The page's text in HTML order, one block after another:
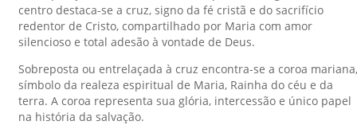
centro destaca-se a cruz, signo da fé cristã e do sacrifício
redentor de Cristo, compartilhado por Maria com amor
silencioso e total adesão à vontade de Deus.
Sobreposta ou entrelaçada à cruz encontra-se a coroa mariana,
símbolo da realeza espiritual de Maria, Rainha do céu e da
terra. A coroa representa sua glória, intercessão e único papel
na história da salvação.